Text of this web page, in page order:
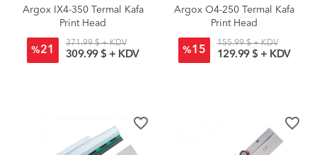
Argox IX4-350 Termal Kafa
Print Head
%21
371.99 $ + KDV
309.99 $ + KDV
Argox O4-250 Termal Kafa
Print Head
%15
155.99 $ + KDV
129.99 $ + KDV
favorite_border favorite_border